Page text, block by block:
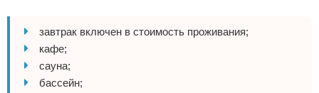
завтрак включен в стоимость проживания;
кафе;
сауна;
бассейн;